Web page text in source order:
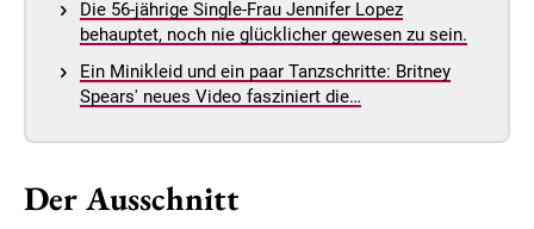
Die 56-jährige Single-Frau Jennifer Lopez
behauptet, noch nie glücklicher gewesen zu sein.
Ein Minikleid und ein paar Tanzschritte: Britney
Spears' neues Video fasziniert die…
Der Ausschnitt